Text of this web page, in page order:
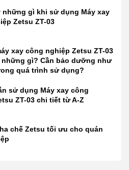
những gì khi sử dụng Máy xay
Zetsu ZT-03
xay công nghiệp Zetsu ZT-03
gì? Cần bảo dưỡng như
quá trình sử dụng?
sử dụng Máy xay công
ZT-03 chi tiết từ A-Z
chế Zetsu tối ưu cho quán